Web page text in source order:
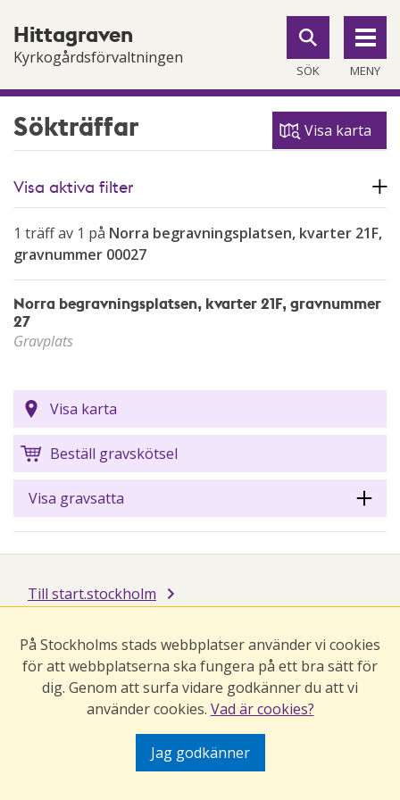
navigationen
innehållet
Hittagraven
Kyrkogårdsförvaltningen
SÖK MENY
Sökträffar Visa karta
Visa aktiva filter
1 träff av 1 på Norra begravningsplatsen, kvarter 21F,
gravnummer 00027
Norra begravningsplatsen, kvarter 21F, gravnummer
27
Gravplats
Visa karta
Beställ gravskötsel
Visa gravsatta
Till start.stockholm
På Stockholms stads webbplatser använder vi cookies
för att webbplatserna ska fungera på ett bra sätt för
dig. Genom att surfa vidare godkänner du att vi
använder cookies. Vad är cookies?
Jag godkänner